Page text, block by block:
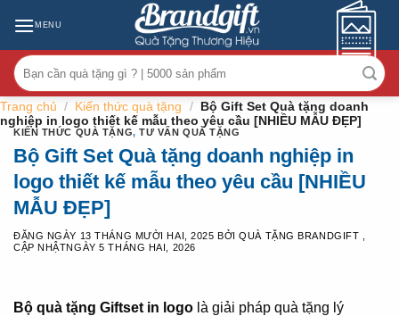
content
MENU
Tìm
kiếm:
Trang chủ / Kiến thức quà tặng / Bộ Gift Set Quà tặng doanh
nghiệp in logo thiết kế mẫu theo yêu cầu [NHIỀU MẪU ĐẸP]
KIẾN THỨC QUÀ TẶNG,TƯ VẤN QUÀ TẶNG
Bộ Gift Set Quà tặng doanh nghiệp in
logo thiết kế mẫu theo yêu cầu [NHIỀU
MẪU ĐẸP]
ĐĂNG NGÀY 13 THÁNG MƯỜI HAI, 2025BỞIQUÀ TẶNG BRANDGIFT
CẬP NHẬTNGÀY5 THÁNG HAI, 2026
Bộ quà tặng Giftset in logo là giải pháp quà tặng lý